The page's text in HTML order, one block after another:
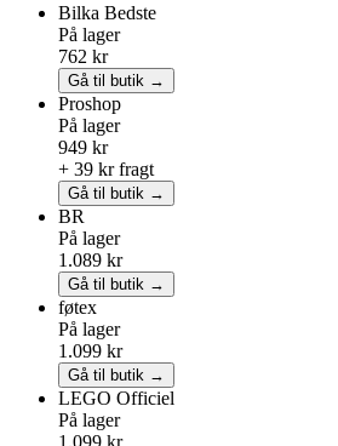
Bilka Bedste
På lager
762 kr
Gå til butik →
Proshop
På lager
949 kr
+ 39 kr fragt
Gå til butik →
BR
På lager
1.089 kr
Gå til butik →
føtex
På lager
1.099 kr
Gå til butik →
LEGO Officiel
På lager
1.099 kr